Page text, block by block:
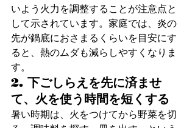
いよう火力を調整することが注意点と
して示されています。家庭では、炎の
先が鍋底におさまるくらいを目安にす
ると、熱のムダも減らしやすくなりま
す。
2. 下ごしらえを先に済ませ
て、火を使う時間を短くする
暑い時期は、火をつけてから野菜を切